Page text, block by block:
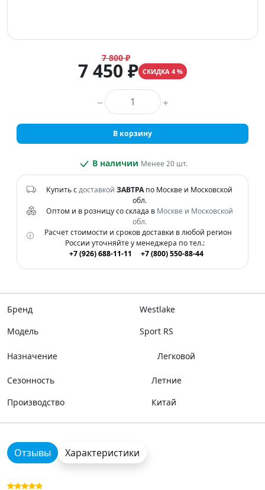
7 800 ₽
7 450 ₽ СКИДКА 4 %
Количество товара
В корзину
В наличии Менее 20 шт.
Купить сдоставкой ЗАВТРАпо Москве и Московской
обл.
Оптом и в розницу со склада в Москве и Московской
обл.
Расчет стоимости и сроков доставки в любой регион
России уточняйте у менеджера по тел.:
+7 (926) 688-11-11
+7 (800) 550-88-44
Бренд
Westlake
Модель
Sport RS
Назначение Легковой
Сезонность
Летние
Производство
Китай
Отзывы Характеристики